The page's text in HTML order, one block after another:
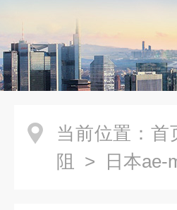
当前位置： 首
阻
> 日本ae-